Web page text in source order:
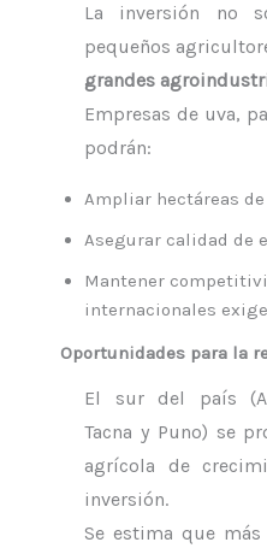
La inversión no
pequeños
grandes
Empresas de uva,
podrán:
Ampliar hectáreas
Asegurar calidad de
Mantener
internacionales
Oportunidades para la
El sur del país
Tacna y Puno) se
agrícola de
inversión.
Se estima que más